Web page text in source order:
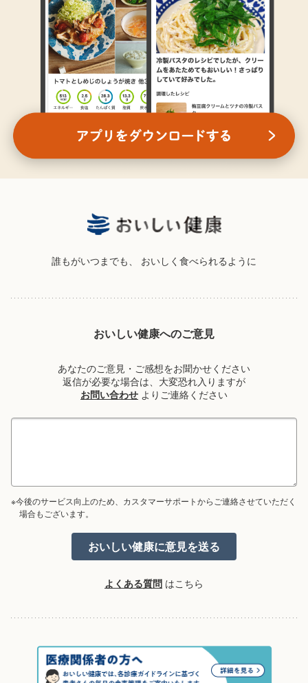
誰もがいつまでも、 おいしく食べられるように
おいしい健康へのご意見
あなたのご意見・ご感想をお聞かせください
返信が必要な場合は、大変恐れ入りますが
お問い合わせ よりご連絡ください
※今後のサービス向上のため、カスタマーサポートからご連絡させていただく
場合もございます。
よくある質問 はこちら